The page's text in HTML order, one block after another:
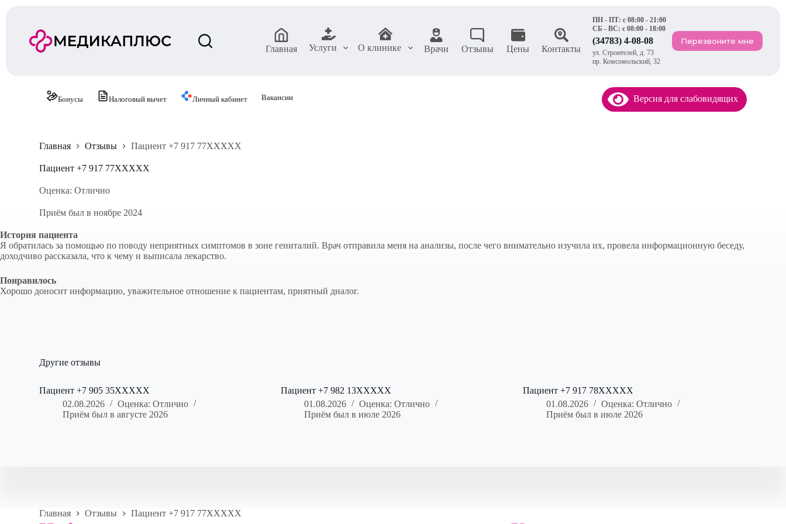
Главная Услуги О клинике Врачи Отзывы Цены Контакты
ПН - ПТ: с 08:00 - 21:00
СБ - ВС: с 08:00 - 18:00
(34783) 4-08-08
ул. Строителей, д. 73
пр. Комсомольский, 32
Перезвоните мне
Бонусы Налоговый вычет Личный кабинет Вакансии Версия для слабовидящих
Главная Отзывы Пациент +7 917 77XXXXX
Пациент +7 917 77XXXXX
Оценка: Отлично
Приём был в ноябре 2024
История пациента
Я обратилась за помощью по поводу неприятных симптомов в зоне гениталий. Врач отправила меня на анализы, после чего внимательно изучила их, провела информационную беседу,
доходчиво рассказала, что к чему и выписала лекарство.
Понравилось
Хорошо доносит информацию, уважительное отношение к пациентам, приятный диалог.
Другие отзывы
Пациент +7 905 35XXXXX
02.08.2026
Оценка: Отлично
Приём был в августе 2026
Пациент +7 982 13XXXXX
01.08.2026
Оценка: Отлично
Приём был в июле 2026
Пациент +7 917 78XXXXX
01.08.2026
Оценка: Отлично
Приём был в июле 2026
Главная Отзывы Пациент +7 917 77XXXXX